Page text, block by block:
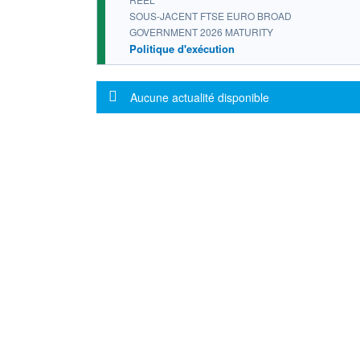
SOUS-JACENT FTSE EURO BROAD
GOVERNMENT 2026 MATURITY
Politique d'exécution
Message d'information
Aucune actualité disponible